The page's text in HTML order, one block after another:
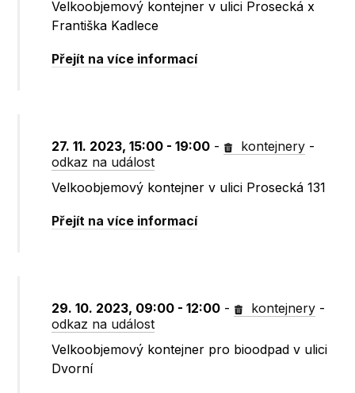
Velkoobjemový kontejner v ulici Prosecká x
Františka Kadlece
Přejít na více informací
27. 11. 2023, 15:00 - 19:00 - kontejnery -
odkaz na událost
Velkoobjemový kontejner v ulici Prosecká 131
Přejít na více informací
29. 10. 2023, 09:00 - 12:00 - kontejnery -
odkaz na událost
Velkoobjemový kontejner pro bioodpad v ulici
Dvorní